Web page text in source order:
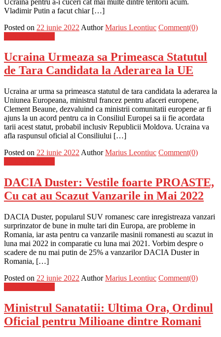
Vladimir Putin a facut chiar […]
Posted on 22 iunie 2022 Author Marius Leontiuc Comment(0)
Ucraina Urmeaza sa Primeasca Statutul
de Tara Candidata la Aderarea la UE
Ucraina ar urma sa primeasca statutul de tara candidata la aderarea la
Uniunea Europeana, ministrul francez pentru afaceri europene,
Clement Beaune, dezvaluind ca ministrii comunitatii europene ar fi
ajuns la un acord pentru ca in Consiliul Europei sa ii fie acordata
tarii acest statut, probabil inclusiv Republicii Moldova. Ucraina va
afla raspunsul oficial al Consiliului […]
Posted on 22 iunie 2022 Author Marius Leontiuc Comment(0)
DACIA Duster: Vestile foarte PROASTE,
Cu cat au Scazut Vanzarile in Mai 2022
DACIA Duster, popularul SUV romanesc care inregistreaza vanzari
surprinzator de bune in multe tari din Europa, are probleme in
Romania, iar asta pentru ca vanzarile masinii romanesti au scazut in
luna mai 2022 in comparatie cu luna mai 2021. Vorbim despre o
scadere de nu mai putin de 25% a vanzarilor DACIA Duster in
Romania, […]
Posted on 22 iunie 2022 Author Marius Leontiuc Comment(0)
Ministrul Sanatatii: Ultima Ora, Ordinul
Oficial pentru Milioane dintre Romani